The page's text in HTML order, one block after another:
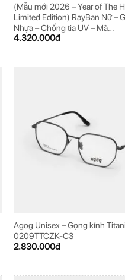
(Mẫu mới 2026 – Year of The
Limited Edition) RayBan Nữ –
Nhựa – Chống tia UV – Mã
0RB4441D_686880_53
4.320.000đ
Agog Unisex – Gọng kính
0209TTCZK-C3
2.830.000đ